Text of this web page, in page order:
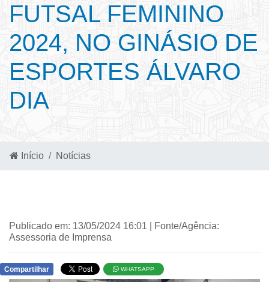
FUTSAL FEMININO
2024, NO GINÁSIO DE
ESPORTES ÁLVARO
DIA
Início Notícias
Publicado em: 13/05/2024 16:01 | Fonte/Agência:
Assessoria de Imprensa
Compartilhar WHATSAPP